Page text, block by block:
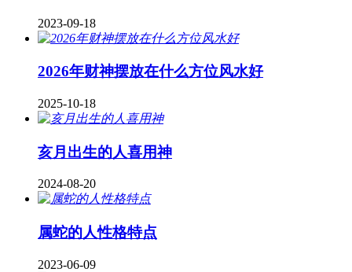
2023-09-18
2026年财神摆放在什么方位风水好
2025-10-18
亥月出生的人喜用神
2024-08-20
属蛇的人性格特点
2023-06-09